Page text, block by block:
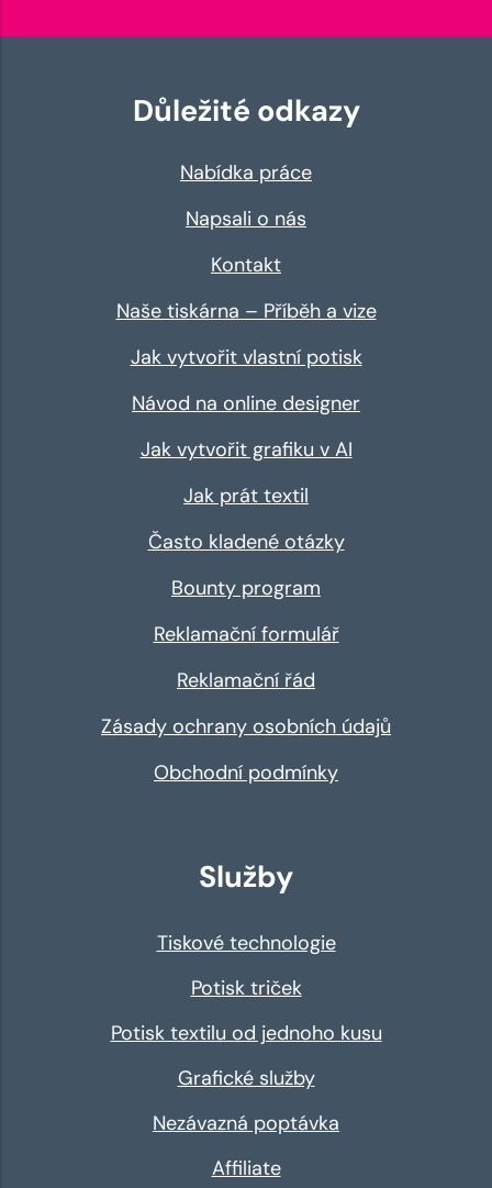
Důležité odkazy
Nabídka práce
Napsali o nás
Kontakt
Naše tiskárna – Příběh a vize
Jak vytvořit vlastní potisk
Návod na online designer
Jak vytvořit grafiku v AI
Jak prát textil
Často kladené otázky
Bounty program
Reklamační formulář
Reklamační řád
Zásady ochrany osobních údajů
Obchodní podmínky
Služby
Tiskové technologie
Potisk triček
Potisk textilu od jednoho kusu
Grafické služby
Nezávazná poptávka
Affiliate